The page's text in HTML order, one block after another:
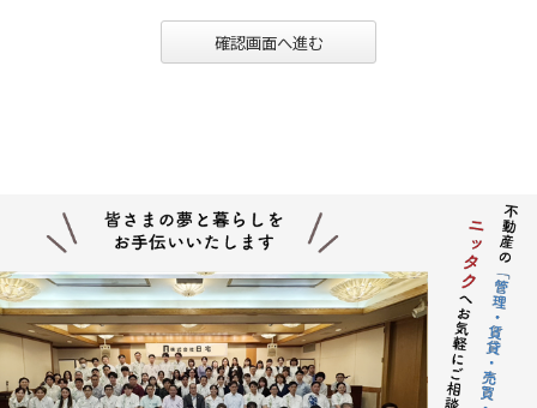
アドレス）・自宅電話番号・個人Ｅ-mail アドレス
(１) 不動産の賃貸、売買、交換、及びそれらの媒介・
代理、紹介、入居申込結果等の連絡、信用情報機
関への信用照会、物件の管理等に関する契約その
他取り決め事項の履行に必要な範囲における利用
並びに当社及び当社グループ会社（アパマンショ
ップ本部及び加盟企業を含む：以下同じ）が提供
する情報・サービスの提供。
(２) 当社グループ会社によるコンサルティング、調査
確認画面へ進む